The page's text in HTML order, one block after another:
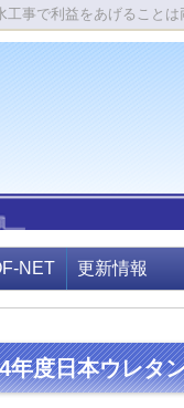
事で利益をあげること
NET 更新情報
年度日本ウレタ